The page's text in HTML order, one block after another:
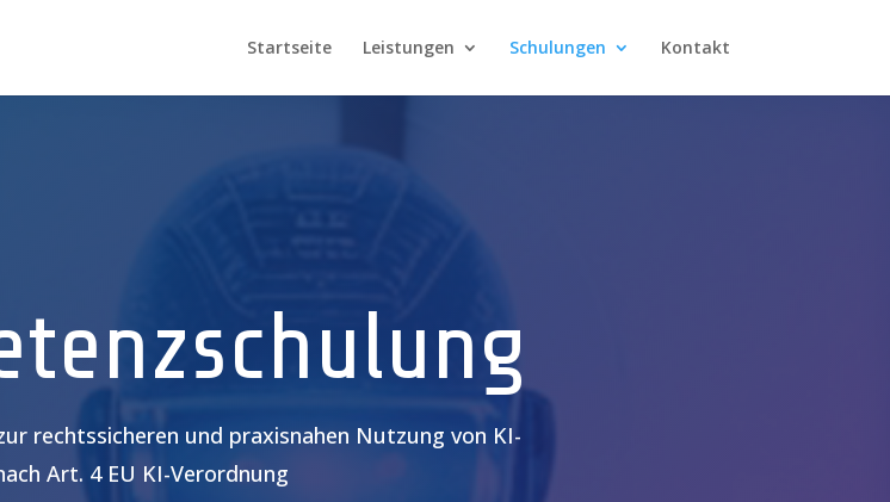
Startseite Leistungen Schulungen Kontakt
rechtssicheren und praxisnahen Nutzung von KI-
Art. 4 EU KI-Verordnung